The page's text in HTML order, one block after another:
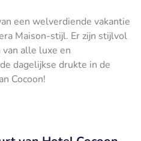
een welverdiende vakantie
Maison-stijl. Er zijn stijlvol
alle luxe en
dagelijkse drukte in de
Cocoon!